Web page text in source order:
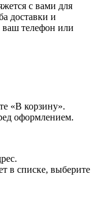
с вами для
доставки и
ваш телефон или
«В корзину».
оформлением.
в списке, выберите